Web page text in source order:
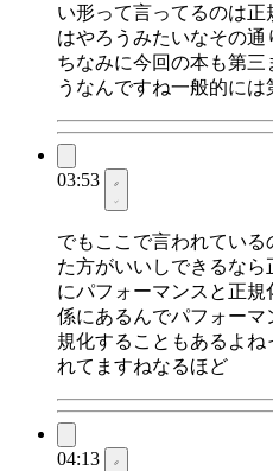
い形って言ってるのは
はやろうみたいなその
ちなみに今回の本も第
うなんですね一般的に
03:53
でもここで言われてい
た方がいいしできるなら
にパフォーマンスと正
係にあるんでパフォー
規化することもあるよ
れてますねなるほど
04:13